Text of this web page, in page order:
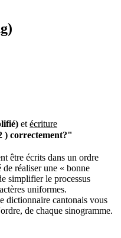
et écriture
) correctement?"
être écrits dans un ordre
réaliser une « bonne
simplifier le processus
uniformes.
dictionnaire cantonais vous
de chaque sinogramme.